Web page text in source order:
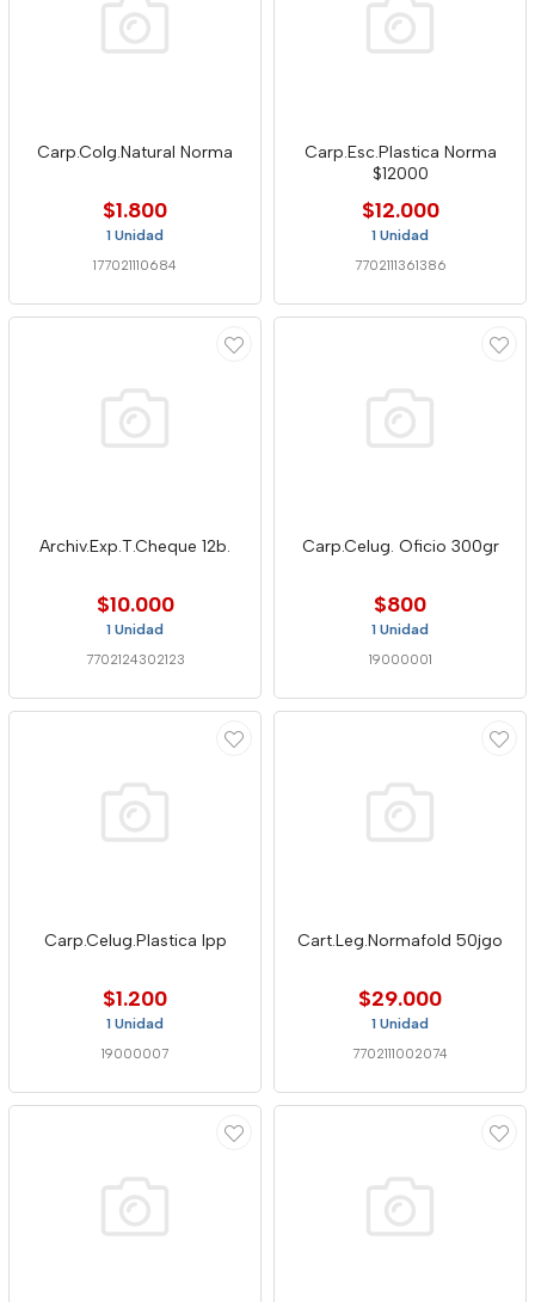
Carp.Colg.Natural Norma
$1.800
1 Unidad
177021110684
Carp.Esc.Plastica Norma
$12000
$12.000
1 Unidad
7702111361386
Archiv.Exp.T.Cheque 12b.
$10.000
1 Unidad
7702124302123
Carp.Celug. Oficio 300gr
$800
1 Unidad
19000001
Carp.Celug.Plastica Ipp
$1.200
1 Unidad
19000007
Cart.Leg.Normafold 50jgo
$29.000
1 Unidad
7702111002074